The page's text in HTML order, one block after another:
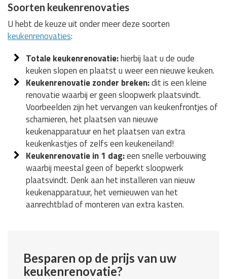
Soorten keukenrenovaties
U hebt de keuze uit onder meer deze soorten
keukenrenovaties:
Totale keukenrenovatie:hierbij laat u de oude
keuken slopen en plaatst u weer een nieuwe keuken.
Keukenrenovatie zonder breken:dit is een kleine
renovatie waarbij er geen sloopwerk plaatsvindt.
Voorbeelden zijn het vervangen van keukenfrontjes of
scharnieren, het plaatsen van nieuwe
keukenapparatuur en het plaatsen van extra
keukenkastjes of zelfs een keukeneiland!
Keukenrenovatie in 1 dag:een snelle verbouwing
waarbij meestal geen of beperkt sloopwerk
plaatsvindt. Denk aan het installeren van nieuw
keukenapparatuur, het vernieuwen van het
aanrechtblad of monteren van extra kasten.
Besparen op de prijs van uw
keukenrenovatie?